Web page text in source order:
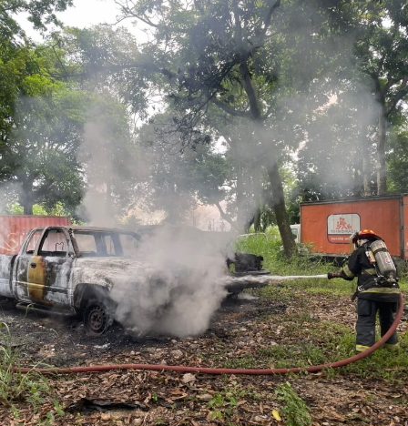
pobladores que se sumaron a las jornadas de trabajo
comunitario.
La presidenta municipal señaló que estas actividades
forman parte de una estrategia permanente de
monitoreo y prevención implementada por el
Ayuntamiento, con el propósito de salvaguardar la
integridad de las familias y reducir posibles afectaciones
derivadas de las lluvias intensas que suelen presentarse
durante esta temporada.
Las autoridades exhortaron a la población a mantenerse
informada a través de los canales oficiales y reportar
cualquier situación de riesgo para una atención
oportuna.
RELATED TOPICS:
DESPUÉS
Identifican a los dos hombres abatidos durante balacera